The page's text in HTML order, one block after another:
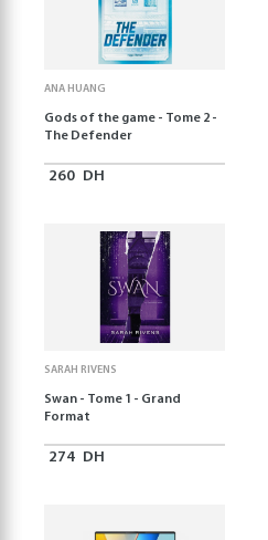
ANA HUANG
Gods of the game - Tome 2 -
The Defender
260 DH
SARAH RIVENS
Swan - Tome 1 - Grand
Format
274 DH